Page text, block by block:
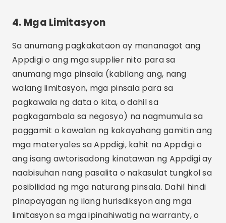
4. Mga Limitasyon
Sa anumang pagkakataon ay mananagot ang
Appdigi o ang mga supplier nito para sa
anumang mga pinsala (kabilang ang, nang
walang limitasyon, mga pinsala para sa
pagkawala ng data o kita, o dahil sa
pagkagambala sa negosyo) na nagmumula sa
paggamit o kawalan ng kakayahang gamitin ang
mga materyales sa Appdigi, kahit na Appdigi o
ang isang awtorisadong kinatawan ng Appdigi ay
naabisuhan nang pasalita o nakasulat tungkol sa
posibilidad ng mga naturang pinsala. Dahil hindi
pinapayagan ng ilang hurisdiksyon ang mga
limitasyon sa mga ipinahiwatig na warranty, o